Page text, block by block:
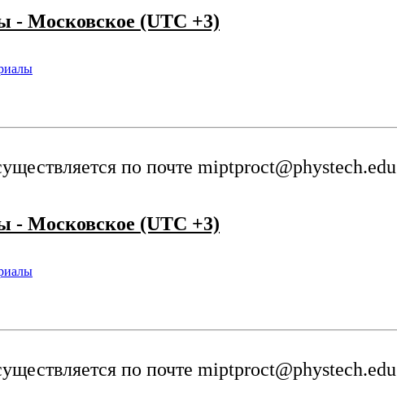
- Московское (UTC +3)
по почте miptproct@phystech.edu
- Московское (UTC +3)
по почте miptproct@phystech.edu